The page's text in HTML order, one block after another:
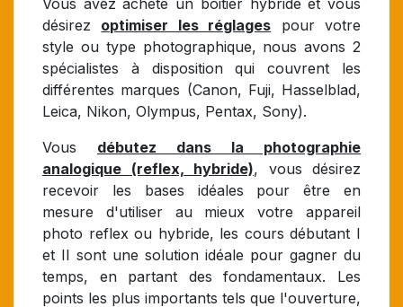
Vous avez acheté un boitier hybride et vous
désirez optimiser les réglages pour votre
style ou type photographique, nous avons 2
spécialistes à disposition qui couvrent les
différentes marques (Canon, Fuji, Hasselblad,
Leica, Nikon, Olympus, Pentax, Sony).
Vous débutez dans la photographie
analogique (reflex, hybride), vous désirez
recevoir les bases idéales pour être en
mesure d'utiliser au mieux votre appareil
photo reflex ou hybride, les cours débutant I
et II sont une solution idéale pour gagner du
temps, en partant des fondamentaux. Les
points les plus importants tels que l'ouverture,